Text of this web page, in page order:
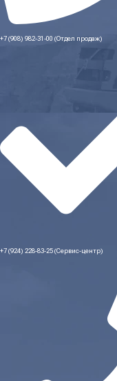
+7 (908) 982-31-00 (Отдел продаж)
+7 (924) 228-83-25 (Сервис-центр)